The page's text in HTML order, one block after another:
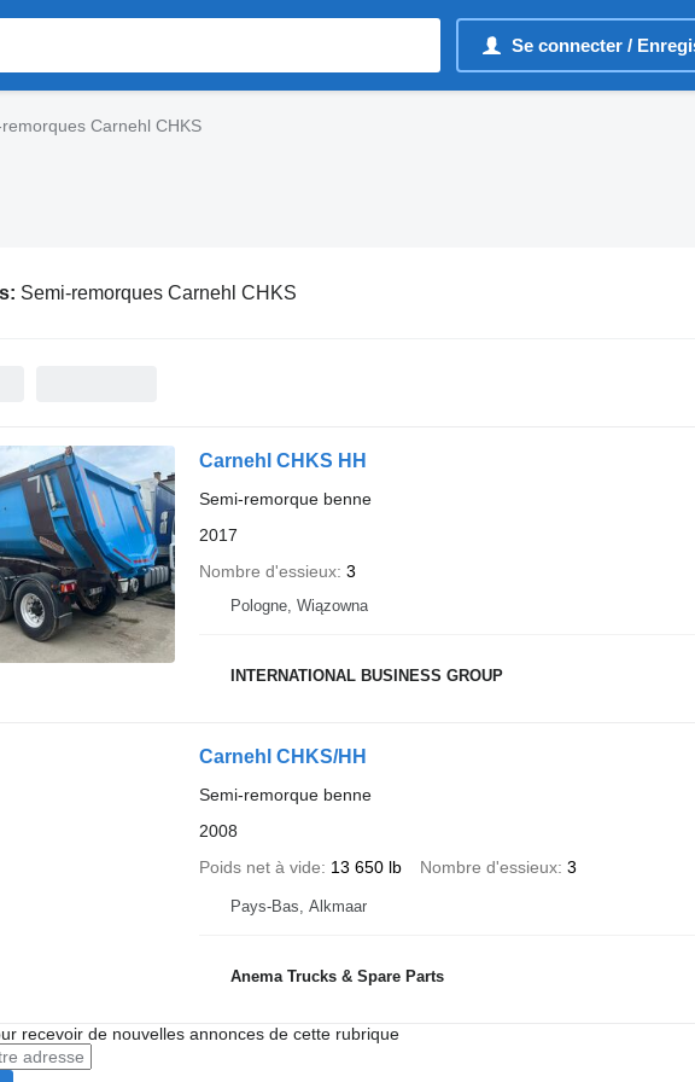
Se connecter /
Carnehl CHKS
Semi-remorques Carnehl CHKS
Carnehl CHKS HH
Semi-remorque benne
2017
Nombre d'essieux 3
Pologne, Wiązowna
INTERNATIONAL BUSINESS GROUP
Carnehl CHKS/HH
Semi-remorque benne
2008
Poids net à vide
13 650 lb Nombre d'essieux 3
Pays-Bas, Alkmaar
Anema Trucks & Spare Parts
recevoir de nouvelles annonces de cette rubrique